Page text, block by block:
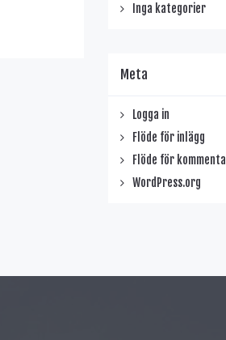
Inga kategorier
Meta
Logga in
Flöde för inlägg
Flöde för
WordPress.org